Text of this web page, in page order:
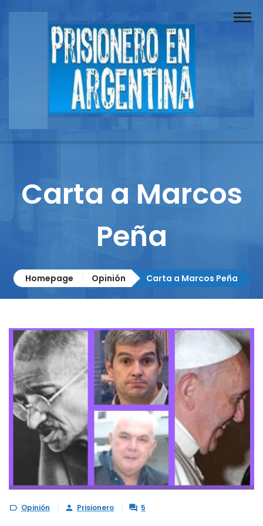
Buscador
Documentos
Reportajes
Carta a Marcos
Peña
Homepage Opinión Carta a Marcos Peña
 Opinión  Prisionero  5